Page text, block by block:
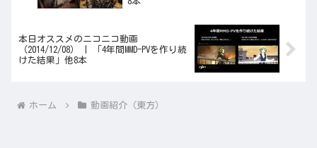
本日オススメのニコニコ動画
（2014/12/08） | 「4年間MMD-PVを作り続
けた結果」他8本
ホーム 動画紹介（東方）